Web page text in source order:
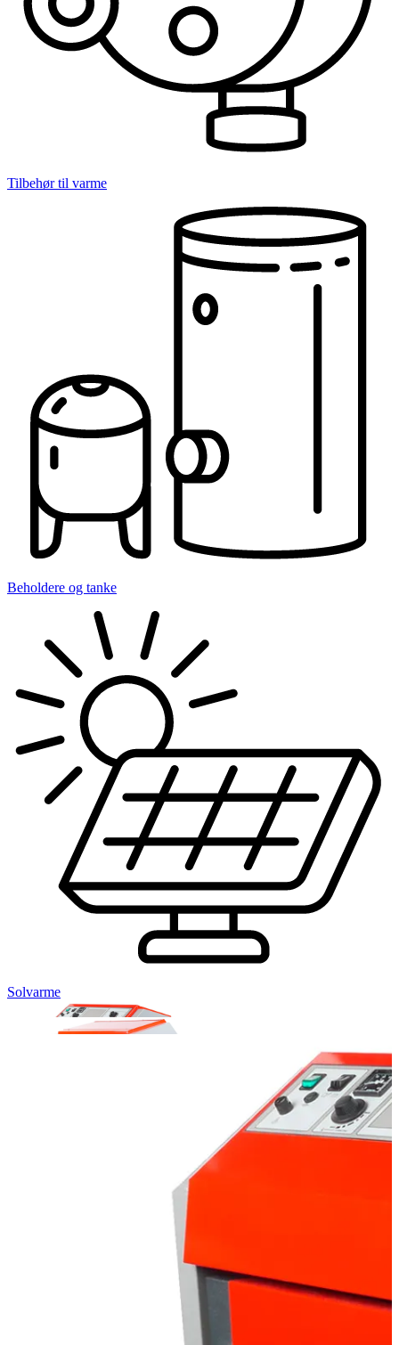
Tilbehør til varme
Beholdere og tanke
Solvarme